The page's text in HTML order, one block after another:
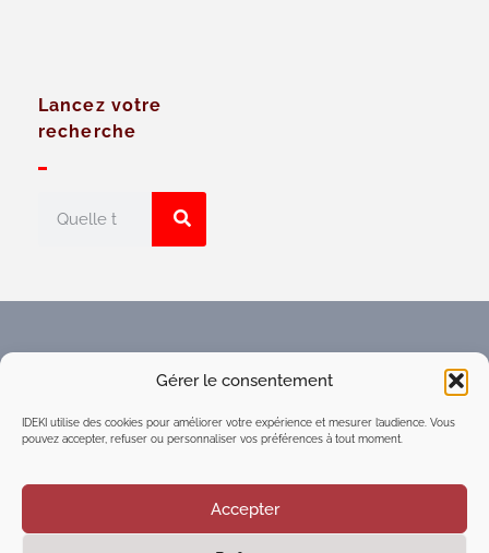
Gérer le consentement
IDEKI utilise des cookies pour améliorer votre expérience et mesurer l’audience. Vous
pouvez accepter, refuser ou personnaliser vos préférences à tout moment.
Accepter
Lancez votre
recherche
numérique d'intelligence